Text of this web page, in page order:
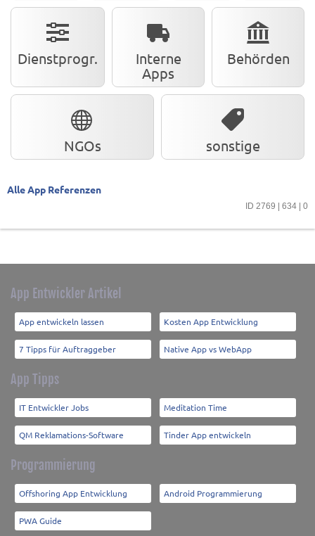
Dienstprogr.
Interne
Apps
Behörden
NGOs sonstige
Alle App Referenzen
ID 2769 | 634 | 0
App Entwickler Artikel
App entwickeln lassen Kosten App Entwicklung
7 Tipps für Auftraggeber Native App vs WebApp
App Tipps
IT Entwickler Jobs Meditation Time
QM Reklamations-Software Tinder App entwickeln
Programmierung
Offshoring App Entwicklung Android Programmierung
PWA Guide